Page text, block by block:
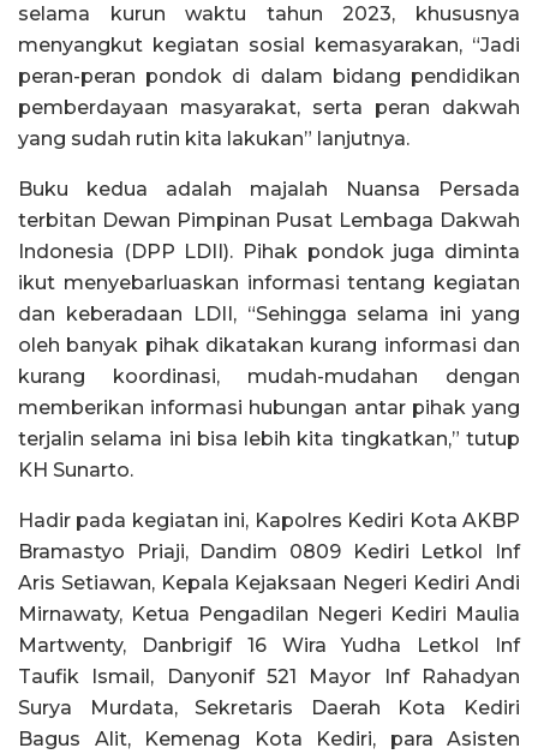
selama kurun waktu tahun 2023, khususnya
menyangkut kegiatan sosial kemasyarakan, “Jadi
peran-peran pondok di dalam bidang pendidikan
pemberdayaan masyarakat, serta peran dakwah
yang sudah rutin kita lakukan” lanjutnya.
Buku kedua adalah majalah Nuansa Persada
terbitan Dewan Pimpinan Pusat Lembaga Dakwah
Indonesia (DPP LDII). Pihak pondok juga diminta
ikut menyebarluaskan informasi tentang kegiatan
dan keberadaan LDII, “Sehingga selama ini yang
oleh banyak pihak dikatakan kurang informasi dan
kurang koordinasi, mudah-mudahan dengan
memberikan informasi hubungan antar pihak yang
terjalin selama ini bisa lebih kita tingkatkan,” tutup
KH Sunarto.
Hadir pada kegiatan ini, Kapolres Kediri Kota AKBP
Bramastyo Priaji, Dandim 0809 Kediri Letkol Inf
Aris Setiawan, Kepala Kejaksaan Negeri Kediri Andi
Mirnawaty, Ketua Pengadilan Negeri Kediri Maulia
Martwenty, Danbrigif 16 Wira Yudha Letkol Inf
Taufik Ismail, Danyonif 521 Mayor Inf Rahadyan
Surya Murdata, Sekretaris Daerah Kota Kediri
Bagus Alit, Kemenag Kota Kediri, para Asisten